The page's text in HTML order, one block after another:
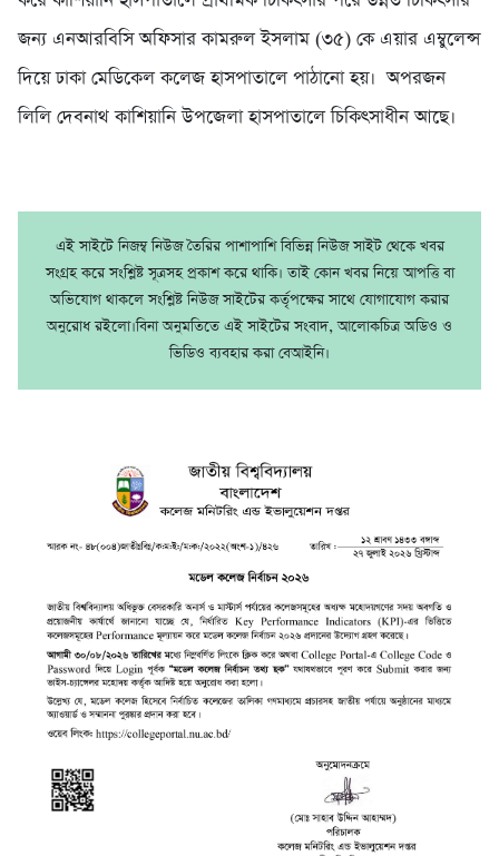
জন্য এনআরবিসি অফিসার কামরুল ইসলাম (৩৫) কে এয়ার এম্বুলেন্স
দিয়ে ঢাকা মেডিকেল কলেজ হাসপাতালে পাঠানো হয়। অপরজন
লিলি দেবনাথ কাশিয়ানি উপজেলা হাসপাতালে চিকিৎসাধীন আছে।
এই সাইটে নিজম্ব নিউজ তৈরির পাশাপাশি বিভিন্ন নিউজ সাইট থেকে খবর
সংগ্রহ করে সংশ্লিষ্ট সূত্রসহ প্রকাশ করে থাকি। তাই কোন খবর নিয়ে আপত্তি বা
অভিযোগ থাকলে সংশ্লিষ্ট নিউজ সাইটের কর্তৃপক্ষের সাথে যোগাযোগ করার
অনুরোধ রইলো।বিনা অনুমতিতে এই সাইটের সংবাদ, আলোকচিত্র অডিও ও
ভিডিও ব্যবহার করা বেআইনি।